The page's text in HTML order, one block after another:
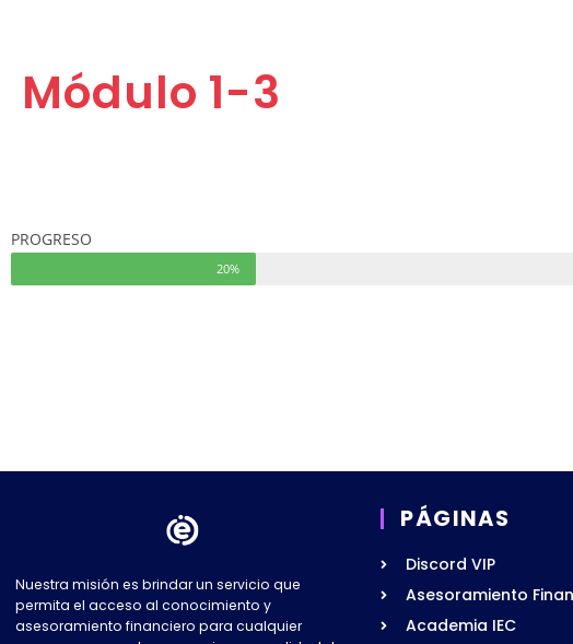
Módulo 1-3
PROGRESO
20%
Nuestra misión es brindar un servicio que
permita el acceso al conocimiento y
asesoramiento financiero para cualquier
PÁGINAS
Discord VIP
Asesoramiento
Academia IEC